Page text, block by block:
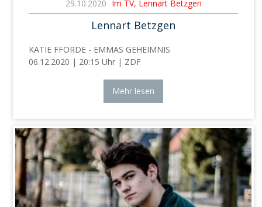
29.10.2020 Im TV, Lennart Betzgen
Lennart Betzgen
KATIE FFORDE - EMMAS GEHEIMNIS
06.12.2020 | 20:15 Uhr | ZDF
Mehr lesen